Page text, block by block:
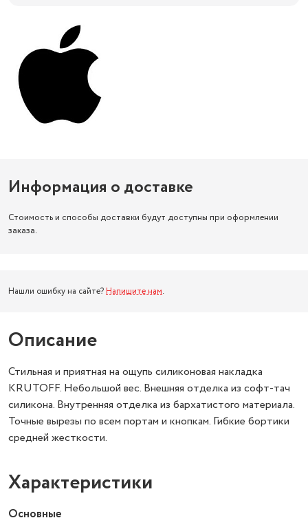
Информация о доставке
Стоимость и способы доставки будут доступны при оформлении
заказа.
Нашли ошибку на сайте? Напишите нам.
Описание
Стильная и приятная на ощупь силиконовая накладка
KRUTOFF. Небольшой вес. Внешняя отделка из софт-тач
силикона. Внутренняя отделка из бархатистого материала.
Точные вырезы по всем портам и кнопкам. Гибкие бортики
средней жесткости.
Характеристики
Основные